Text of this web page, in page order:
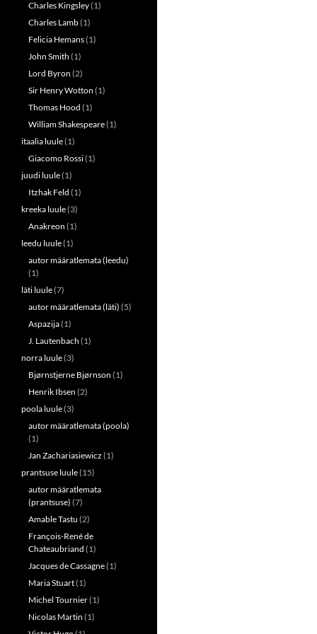
Charles Kingsley(1)
Charles Lamb(1)
Felicia Hemans(1)
John Smith (1)
Lord Byron (2)
Sir Henry Wotton (1)
Thomas Hood (1)
William Shakespeare(1)
itaalia luule(1)
Giacomo Rossi(1)
juudi luule(1)
Itzhak Feld (1)
kreeka luule(3)
Anakreon (1)
leedu luule(1)
autor määratlemata (leedu)
(1)
läti luule(7)
autor määratlemata (läti) (5)
Aspazija(1)
J. Lautenbach (1)
norra luule(3)
Bjørnstjerne Bjørnson (1)
Henrik Ibsen (2)
poola luule(3)
autor määratlemata (poola)
(1)
Jan Zachariasiewicz (1)
prantsuse luule(15)
autor määratlemata
(prantsuse) (7)
Amable Tastu (2)
François-René de
Chateaubriand (1)
Jacques de Cassagne(1)
Maria Stuart(1)
Michel Tournier(1)
Nicolas Martin (1)